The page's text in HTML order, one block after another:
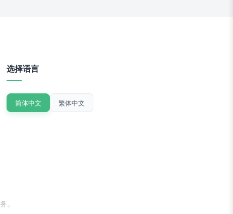
选择语言
简体中文 繁体中文
。